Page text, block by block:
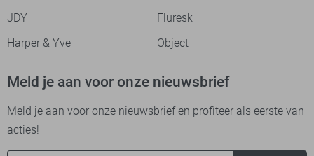
JDY
Fluresk
Harper & Yve
Object
Meld je aan voor onze nieuwsbrief
Meld je aan voor onze nieuwsbrief en profiteer als eerste van
acties!